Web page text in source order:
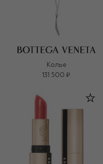
Колье
131 500 ₽